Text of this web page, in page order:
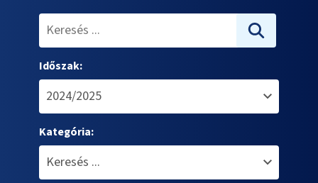
Időszak:
Kategória: